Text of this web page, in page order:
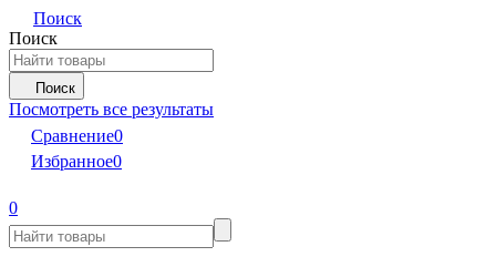
Поиск
Поиск
Поиск
Посмотреть все результаты
Сравнение0
Избранное0
0